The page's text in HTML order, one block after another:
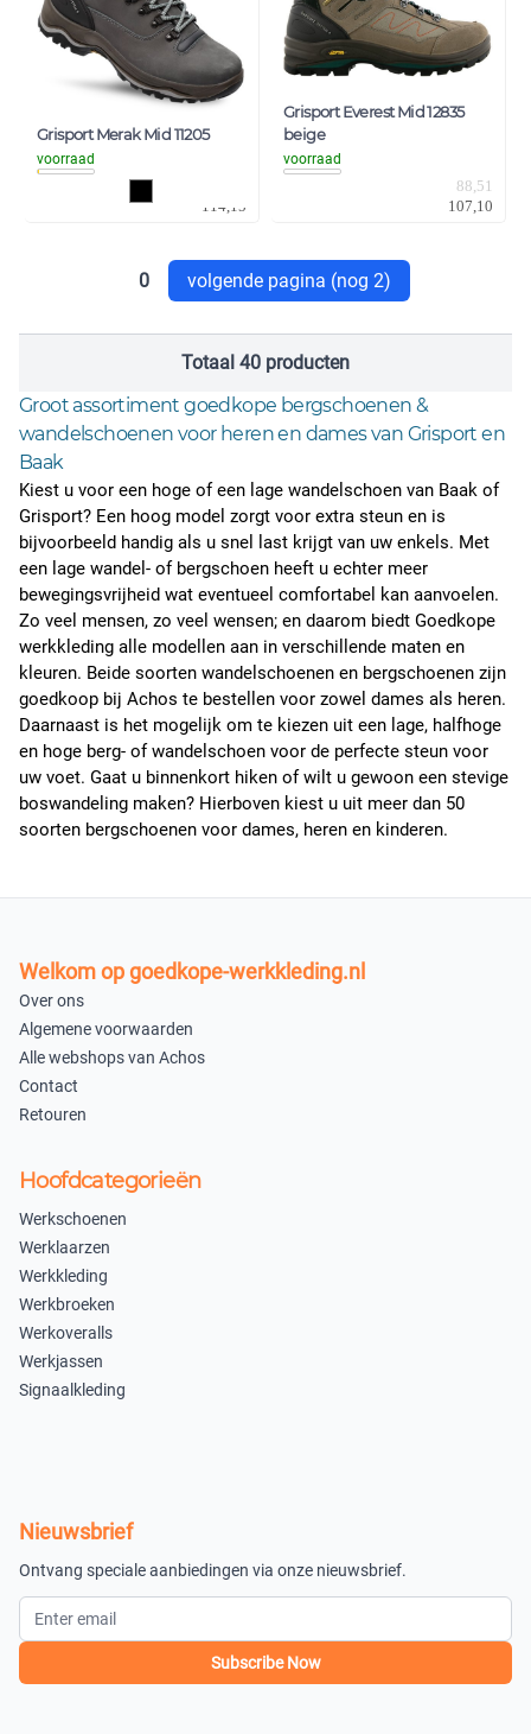
Grisport Merak Mid 11205
voorraad
114,15
Grisport Everest Mid 12835
beige
voorraad
88,51
107,10
0 volgende pagina (nog 2)
Totaal 40 producten
Groot assortiment goedkope bergschoenen &
wandelschoenen voor heren en dames van Grisport en
Baak
Kiest u voor een hoge of een lage wandelschoen van Baak of
Grisport? Een hoog model zorgt voor extra steun en is
bijvoorbeeld handig als u snel last krijgt van uw enkels. Met
een lage wandel- of bergschoen heeft u echter meer
bewegingsvrijheid wat eventueel comfortabel kan aanvoelen.
Zo veel mensen, zo veel wensen; en daarom biedt Goedkope
werkkleding alle modellen aan in verschillende maten en
kleuren. Beide soorten wandelschoenen en bergschoenen zijn
goedkoop bij Achos te bestellen voor zowel dames als heren.
Daarnaast is het mogelijk om te kiezen uit een lage, halfhoge
en hoge berg- of wandelschoen voor de perfecte steun voor
uw voet. Gaat u binnenkort hiken of wilt u gewoon een stevige
boswandeling maken? Hierboven kiest u uit meer dan 50
soorten bergschoenen voor dames, heren en kinderen.
Welkom op goedkope-werkkleding.nl
Over ons
Algemene voorwaarden
Alle webshops van Achos
Contact
Retouren
Hoofdcategorieën
Werkschoenen
Werklaarzen
Werkkleding
Werkbroeken
Werkoveralls
Werkjassen
Signaalkleding
Nieuwsbrief
Ontvang speciale aanbiedingen via onze nieuwsbrief.
Subscribe Now